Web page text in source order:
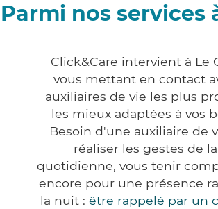
Parmi nos services
Click&Care intervient à Le
vous mettant en contact
auxiliaires de vie les plus
les mieux adaptées à vos
Besoin d'une auxiliaire de
réaliser les gestes de
quotidienne, vous tenir
encore pour une présence
la nuit : être rappelé par un